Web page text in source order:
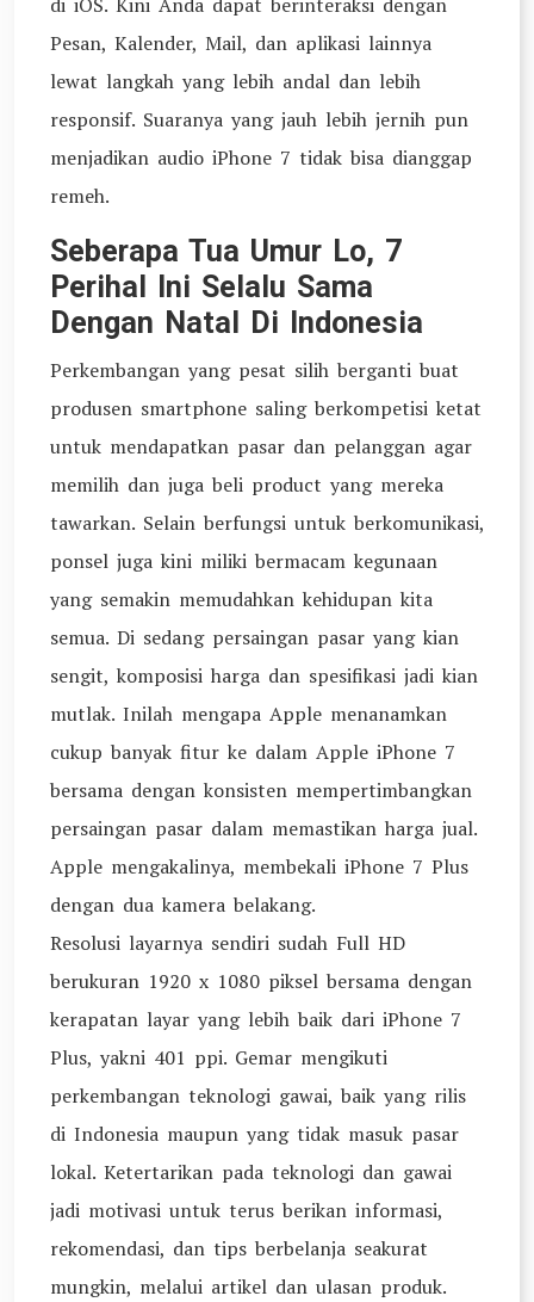
Pesan, Kalender, Mail, dan aplikasi lainnya
lewat langkah yang lebih andal dan lebih
responsif. Suaranya yang jauh lebih jernih pun
menjadikan audio iPhone 7 tidak bisa dianggap
remeh.
Seberapa Tua Umur Lo, 7
Perihal Ini Selalu Sama
Dengan Natal Di Indonesia
Perkembangan yang pesat silih berganti buat
produsen smartphone saling berkompetisi ketat
untuk mendapatkan pasar dan pelanggan agar
memilih dan juga beli product yang mereka
tawarkan. Selain berfungsi untuk berkomunikasi,
ponsel juga kini miliki bermacam kegunaan
yang semakin memudahkan kehidupan kita
semua. Di sedang persaingan pasar yang kian
sengit, komposisi harga dan spesifikasi jadi kian
mutlak. Inilah mengapa Apple menanamkan
cukup banyak fitur ke dalam Apple iPhone 7
bersama dengan konsisten mempertimbangkan
persaingan pasar dalam memastikan harga jual.
Apple mengakalinya, membekali iPhone 7 Plus
dengan dua kamera belakang.
Resolusi layarnya sendiri sudah Full HD
berukuran 1920 x 1080 piksel bersama dengan
kerapatan layar yang lebih baik dari iPhone 7
Plus, yakni 401 ppi. Gemar mengikuti
perkembangan teknologi gawai, baik yang rilis
di Indonesia maupun yang tidak masuk pasar
lokal. Ketertarikan pada teknologi dan gawai
jadi motivasi untuk terus berikan informasi,
rekomendasi, dan tips berbelanja seakurat
mungkin, melalui artikel dan ulasan produk.